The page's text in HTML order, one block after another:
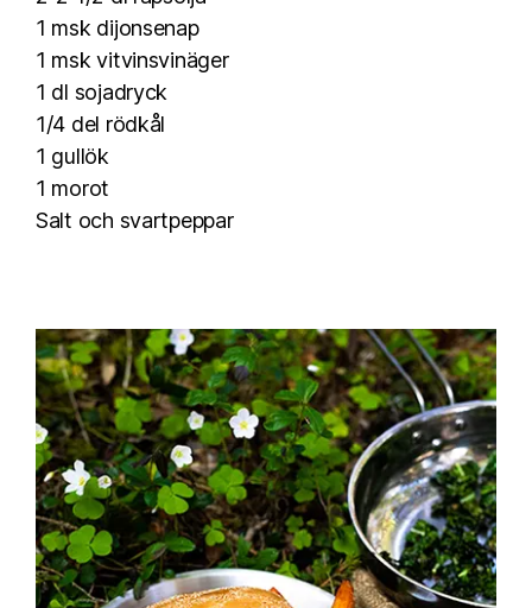
1 msk dijonsenap
1 msk vitvinsvinäger
1 dl sojadryck
1/4 del rödkål
1 gullök
1 morot
Salt och svartpeppar